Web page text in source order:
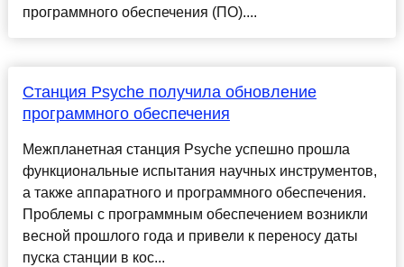
программного обеспечения (ПО)....
Станция Psyche получила обновление
программного обеспечения
Межпланетная станция Psyche успешно прошла
функциональные испытания научных инструментов,
а также аппаратного и программного обеспечения.
Проблемы с программным обеспечением возникли
весной прошлого года и привели к переносу даты
пуска станции в кос...